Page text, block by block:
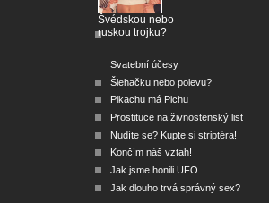
Švédskou nebo
ruskou trojku?
Svatební účesy
Šlehačku nebo polevu?
Pikachu má Pichu
Prostituce na živnostenský list
Nudíte se? Kupte si striptéra!
Končím náš vztah!
Jak jsme honili UFO
Jak dlouho trvá správný sex?